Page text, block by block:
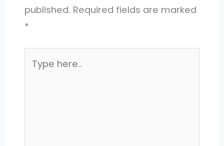
published. Required fields are marked
*
here..